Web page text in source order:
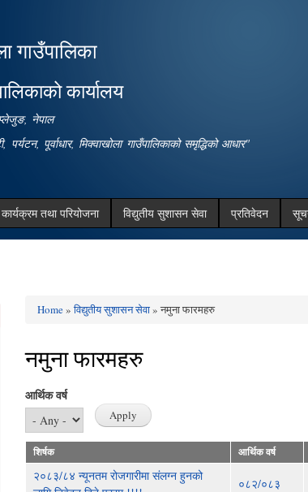
गाउँपालिका
कार्यालय
नेपाल
पूर्वाधार, मिक्वाखोला गाउँपालिकाको समृद्धिको आधार"
कार्यक्रम तथा परियोजना विद्युतीय सुशासन सेवा प्रतिवेदन
You are here
Home»विद्युतीय सुशासन सेवा» नमुना फारमहरु
नमुना फारमहरु
आर्थिक वर्ष
शिर्षक आर्थिक वर्ष
२०८३/८४ न्यूनतम रोजगारीमा संलग्न हुनको
०८२/०८३